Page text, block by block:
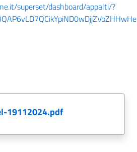
superset/dashboard/appalti/?
19112024.pdf